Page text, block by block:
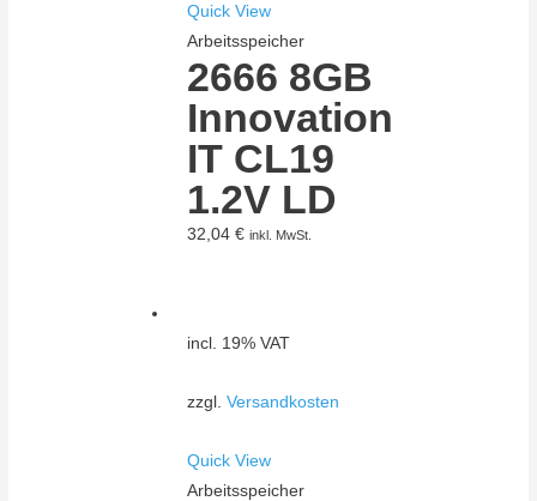
Quick View
Arbeitsspeicher
2666 8GB
Innovation
IT CL19
1.2V LD
32,04 € inkl. MwSt.
incl. 19% VAT
zzgl. Versandkosten
Quick View
Arbeitsspeicher